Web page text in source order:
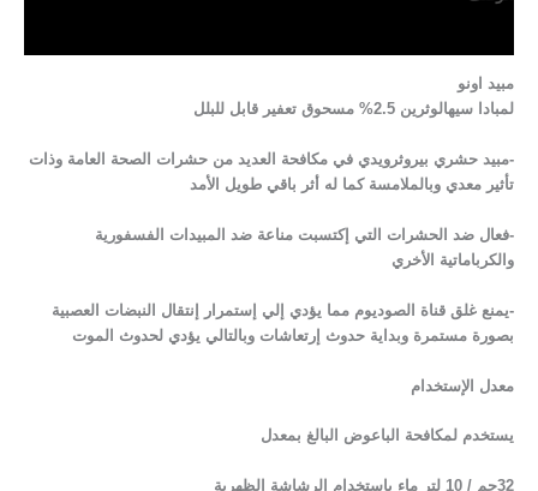
مبيد اونو
لمبادا سيهالوثرين 2.5% مسحوق تعفير قابل للبلل
-مبيد حشري بيروثرويدي في مكافحة العديد من حشرات الصحة العامة وذات
تأثير معدي وبالملامسة كما له أثر باقي طويل الأمد
-فعال ضد الحشرات التي إكتسبت مناعة ضد المبيدات الفسفورية
والكرباماتية الأخري
-يمنع غلق قناة الصوديوم مما يؤدي إلي إستمرار إنتقال النبضات العصبية
بصورة مستمرة وبداية حدوث إرتعاشات وبالتالي يؤدي لحدوث الموت
معدل الإستخدام
يستخدم لمكافحة الباعوض البالغ بمعدل
32جم / 10 لتر ماء بإستخدام الرشاشة الظهرية